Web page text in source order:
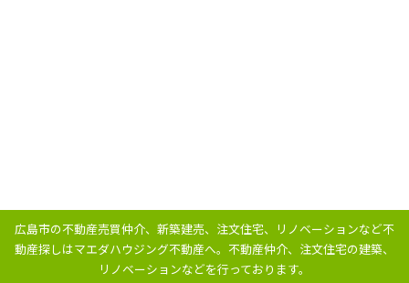
広島市の不動産売買仲介、新築建売、注文住宅、リノベーションなど不
動産探しはマエダハウジング不動産へ。 不動産仲介、注文住宅の建築、
リノベーションなどを行っております。